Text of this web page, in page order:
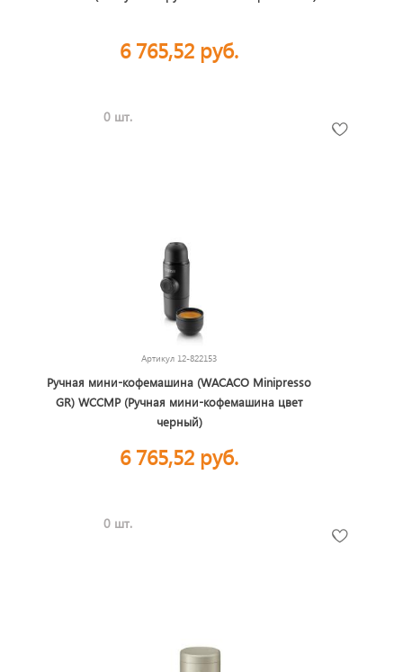
6 765,52 руб.
0 шт.
Артикул 12-822153
Ручная мини-кофемашина (WACACO Minipresso
GR) WCCMP (Ручная мини-кофемашина цвет
черный)
6 765,52 руб.
0 шт.